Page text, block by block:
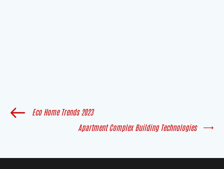
Eco Home Trends 2023
Apartment Complex Building Technologies